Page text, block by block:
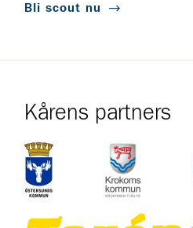
Bli scout nu
Kårens partners
Gå till https://ostersund.se/
Gå till https://
Gå till https://www.torens.se/